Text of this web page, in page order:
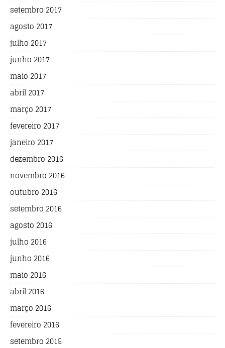
setembro 2017
agosto 2017
julho 2017
junho 2017
maio 2017
abril 2017
março 2017
fevereiro 2017
janeiro 2017
dezembro 2016
novembro 2016
outubro 2016
setembro 2016
agosto 2016
julho 2016
junho 2016
maio 2016
abril 2016
março 2016
fevereiro 2016
setembro 2015